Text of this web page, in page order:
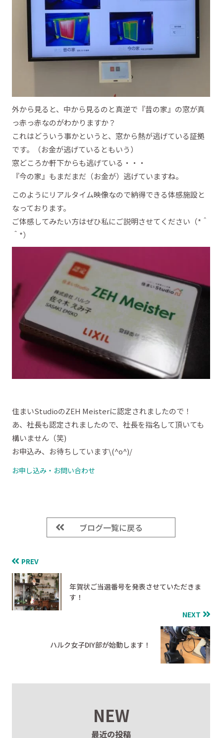
外から見ると、中から見るのと真逆で『昔の家』の窓が真
っ赤っ赤なのがわかりますか？
これはどういう事かというと、窓から熱が逃げている証拠
です。（お金が逃げているともいう）
窓どころか軒下からも逃げている・・・
『今の家』もまだまだ（お金が）逃げていますね。
このようにリアルタイム映像なので納得できる体感施設と
なっております。
ご体感してみたい方はぜひ私にご説明させてください（*＾
＾*）
住まいStudioのZEH Meisterに認定されましたので！
あ、社長も認定されましたので、社長を指名して頂いても
構いません（笑)
お申込み、お待ちしています\(^o^)/
お申し込み・お問い合わせ
ブログ一覧に戻る
PREV
年賀状ご当選番号を発表させていただきま
す！
NEXT
ハルク女子DIY部が始動します！
NEW
最近の投稿